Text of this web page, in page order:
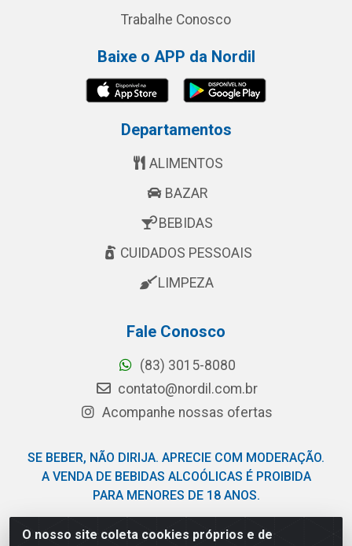
O nosso site coleta cookies próprios e de
Trabalhe Conosco
Baixe o APP da Nordil
Departamentos
ALIMENTOS
BAZAR
BEBIDAS
CUIDADOS PESSOAIS
LIMPEZA
Fale Conosco
(83) 3015-8080
contato@nordil.com.br
Acompanhe nossas ofertas
SE BEBER, NÃO DIRIJA. APRECIE COM MODERAÇÃO.
A VENDA DE BEBIDAS ALCOÓLICAS É PROIBIDA
PARA MENORES DE 18 ANOS.